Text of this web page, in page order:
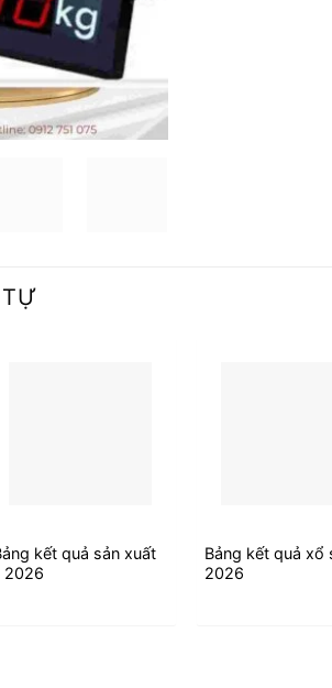
kết quả sản xuất
2026
Bảng kết quả xổ
2026